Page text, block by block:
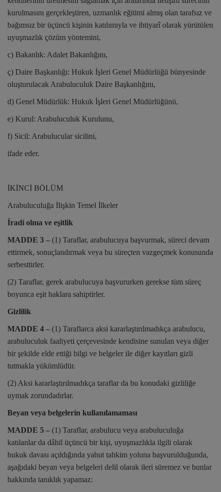
kurulmasını gerçekleştiren, uzmanlık eğitimi almış olan tarafsız ve
bağımsız bir üçüncü kişinin katılımıyla ve ihtiyarî olarak yürütülen
uyuşmazlık çözüm yöntemini,
c) Bakanlık: Adalet Bakanlığını,
ç) Daire Başkanlığı: Hukuk İşleri Genel Müdürlüğü bünyesinde
oluşturulacak Arabuluculuk Daire Başkanlığını,
d) Genel Müdürlük: Hukuk İşleri Genel Müdürlüğünü,
e) Kurul: Arabuluculuk Kurulunu,
f) Sicil: Arabulucular sicilini,
ifade eder.
İKİNCİ BÖLÜM
Arabuluculuğa İlişkin Temel İlkeler
İradi olma ve eşitlik
MADDE 3 – (1) Taraflar, arabulucuya başvurmak, süreci devam
ettirmek, sonuçlandırmak veya bu süreçten vazgeçmek konusunda
serbesttirler.
(2) Taraflar, gerek arabulucuya başvururken gerekse tüm süreç
boyunca eşit haklara sahiptirler.
Gizlilik
MADDE 4 – (1) Taraflarca aksi kararlaştırılmadıkça arabulucu,
arabuluculuk faaliyeti çerçevesinde kendisine sunulan veya diğer
bir şekilde elde ettiği bilgi ve belgeler ile diğer kayıtları gizli
tutmakla yükümlüdür.
(2) Aksi kararlaştırılmadıkça taraflar da bu konudaki gizliliğe
uymak zorundadırlar.
Beyan veya belgelerin kullanılamaması
MADDE 5 – (1) Taraflar, arabulucu veya arabuluculuğa
katılanlar da dâhil üçüncü bir kişi, uyuşmazlıkla ilgili olarak
hukuk davası açıldığında yahut tahkim yoluna başvurulduğunda,
aşağıdaki beyan veya belgeleri delil olarak ileri süremez ve bunlar
hakkında tanıklık yapamaz: